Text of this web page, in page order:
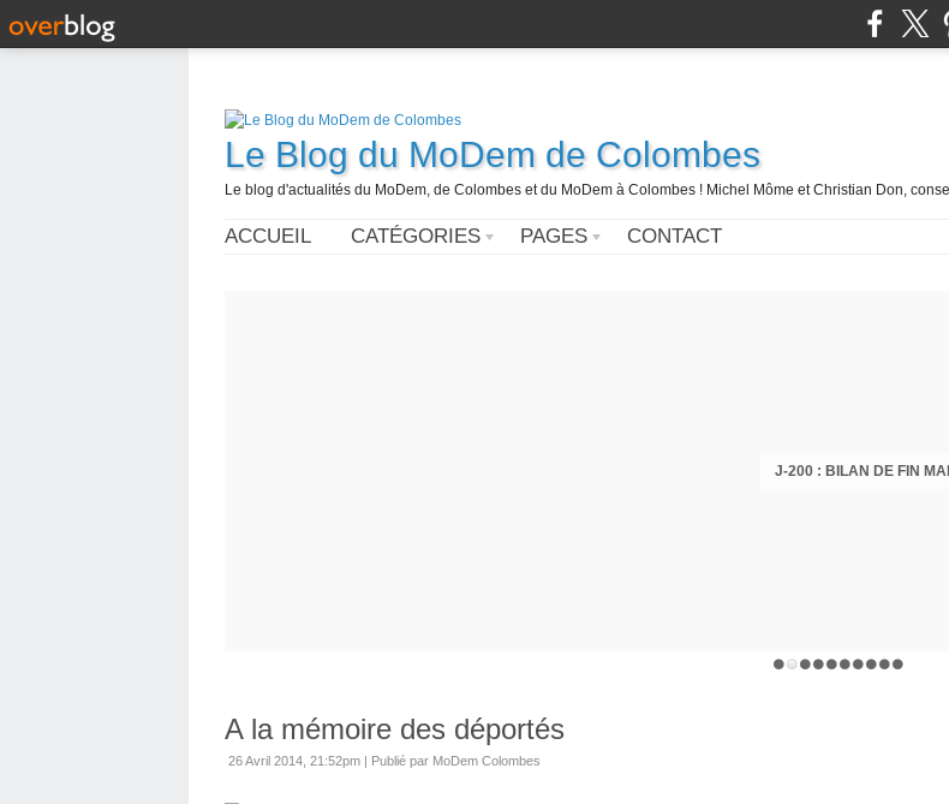
Le Blog du MoDem de Colombes
Le blog d'actualités du MoDem, de Colombes et du MoDem à Colombes ! Michel Môme et Christian Don,
ACCUEIL CATÉGORIES PAGES CONTACT
A la mémoire des déportés
26 Avril 2014, 21:52pm | Publié par MoDem Colombes